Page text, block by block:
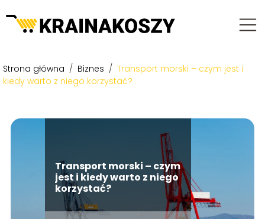
Strona główna / Biznes / Transport morski – czym jest i
kiedy warto z niego korzystać?
Transport morski – czym
jest i kiedy warto z niego
korzystać?